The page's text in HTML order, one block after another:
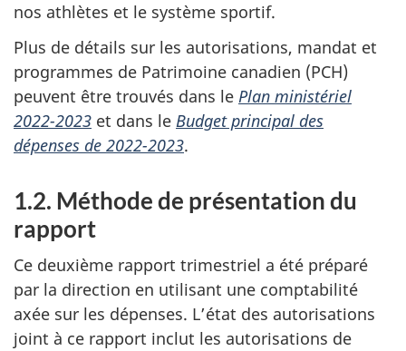
nos athlètes et le système sportif.
Plus de détails sur les autorisations, mandat et
programmes de Patrimoine canadien (PCH)
peuvent être trouvés dans le Plan ministériel
2022-2023 et dans le Budget principal des
dépenses de 2022-2023.
1.2. Méthode de présentation du
rapport
Ce deuxième rapport trimestriel a été préparé
par la direction en utilisant une comptabilité
axée sur les dépenses. L’état des autorisations
joint à ce rapport inclut les autorisations de